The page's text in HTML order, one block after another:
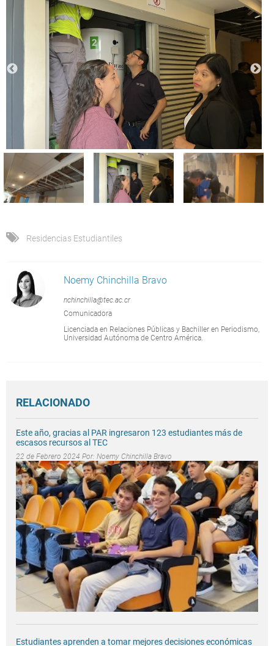
Residencias Estudiantiles
Noemy Chinchilla Bravo
nchinchilla@tec.ac.cr
Comunicadora
Licenciada en Relaciones Públicas y Bachiller en Periodismo,
Universidad Autónoma de Centro América.
RELACIONADO
Este año, gracias al PAR ingresaron 123 estudiantes más de
escasos recursos al TEC
22 de Febrero 2024 Por: Noemy Chinchilla Bravo
Estudiantes aprenden a tomar mejores decisiones económicas